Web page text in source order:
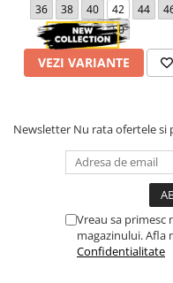
36 38 40 42 44
48
50
VEZI VARIANTE
Newsletter Nu rata ofertele
Vreau sa
magazinului. Afla
Confidentialitate